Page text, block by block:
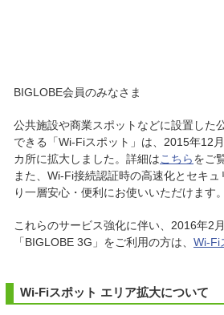
BIGLOBE会員のみなさま
公共施設や商業スポットなどに設置した
できる「Wi-Fiスポット」は、2015年12
カ所に拡大しました。詳細はこちらをご
また、Wi-Fi接続認証時の高速化とセキ
り一層安心・便利にお使いいただけます。
これらのサービス強化に伴い、2016年2
「BIGLOBE 3G」をご利用の方は、 Wi-Fi
Wi-Fiスポット エリア拡大について